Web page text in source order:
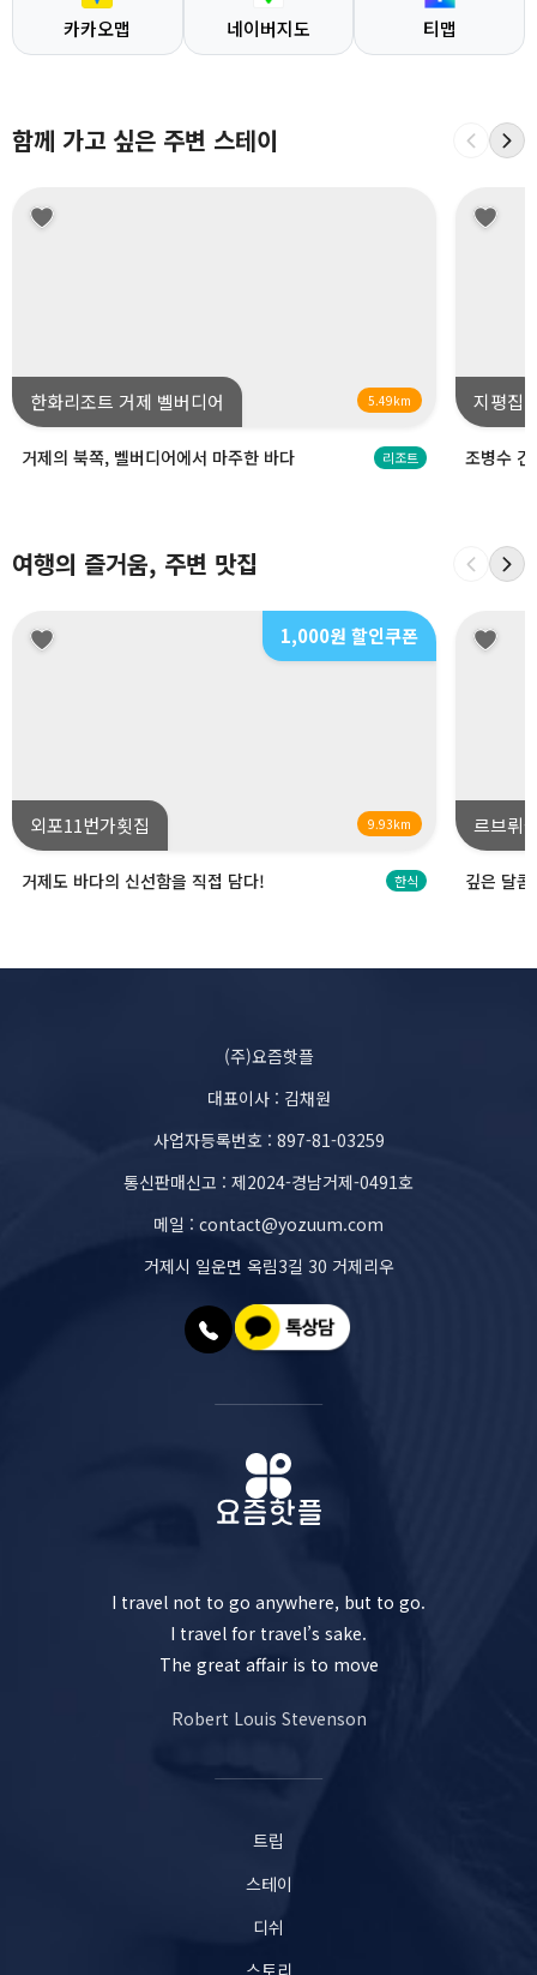
카카오맵 네이버지도 티맵
함께 가고 싶은 주변 스테이
한화리조트 거제 벨버디어 5.49km
거제의 북쪽, 벨버디어에서 마주한 바다 리조트
지평집
조병수
여행의 즐거움, 주변 맛집
1,000원 할인쿠폰
외포11번가횟집 9.93km
거제도 바다의 신선함을 직접 담다! 한식
르브뤼
깊은 달
(주)요즘핫플
대표이사 : 김채원
사업자등록번호 : 897-81-03259
통신판매신고 : 제2024-경남거제-0491호
메일 : contact@yozuum.com
거제시 일운면 옥림3길 30 거제리우
I travel not to go anywhere, but to go.
I travel for travel’s sake.
The great affair is to move
Robert Louis Stevenson
트립
스테이
디쉬